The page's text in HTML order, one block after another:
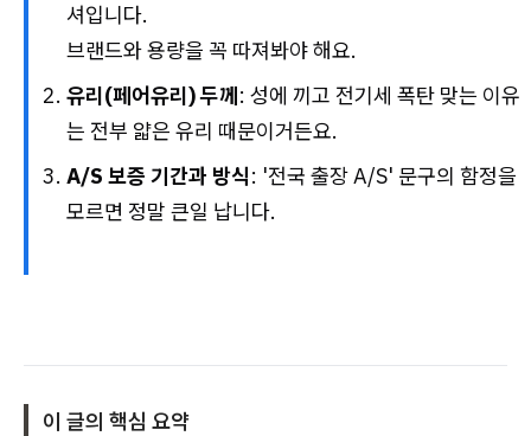
셔입니다.
브랜드와 용량을 꼭 따져봐야 해요.
유리(페어유리) 두께: 성에 끼고 전기세 폭탄 맞는 이유
는 전부 얇은 유리 때문이거든요.
A/S 보증 기간과 방식: '전국 출장 A/S' 문구의 함정을
모르면 정말 큰일 납니다.
이 글의 핵심 요약